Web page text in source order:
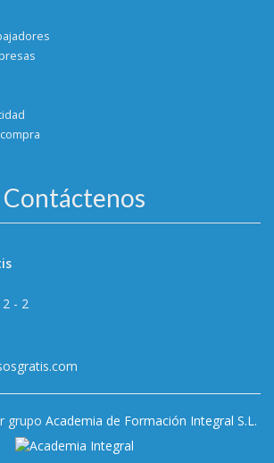
Contáctenos
- 2
grupo Academia de Formación Integral S.L.